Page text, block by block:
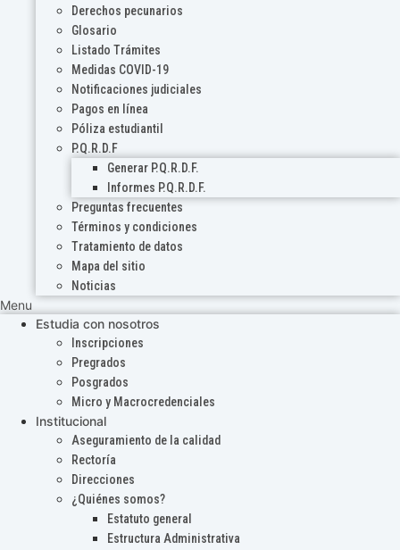
Derechos pecunarios
Glosario
Listado Trámites
Medidas COVID-19
Notificaciones judiciales
Pagos en línea
Póliza estudiantil
P.Q.R.D.F
Generar P.Q.R.D.F.
Informes P.Q.R.D.F.
Preguntas frecuentes
Términos y condiciones
Tratamiento de datos
Mapa del sitio
Noticias
Menu
Estudia con nosotros
Inscripciones
Pregrados
Posgrados
Micro y Macrocredenciales
Institucional
Aseguramiento de la calidad
Rectoría
Direcciones
¿Quiénes somos?
Estatuto general
Estructura Administrativa